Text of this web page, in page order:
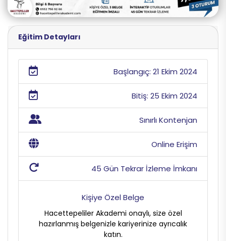
Eğitim Detayları
Başlangıç: 21 Ekim 2024
Bitiş: 25 Ekim 2024
Sınırlı Kontenjan
Online Erişim
45 Gün Tekrar İzleme İmkanı
Kişiye Özel Belge
Hacettepeliler Akademi onaylı, size özel
hazırlanmış belgenizle kariyerinize ayrıcalık
katın.